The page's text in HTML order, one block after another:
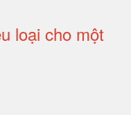
loại cho một